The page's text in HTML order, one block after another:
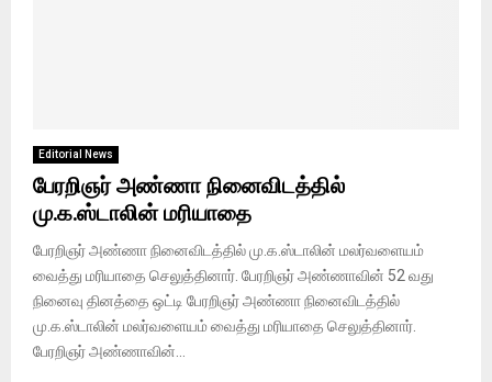
Editorial News
பேரறிஞர் அண்ணா நினைவிடத்தில்
மு.க.ஸ்டாலின் மரியாதை
பேரறிஞர் அண்ணா நினைவிடத்தில் மு.க.ஸ்டாலின் மலர்வளையம்
வைத்து மரியாதை செலுத்தினார். பேரறிஞர் அண்ணாவின் 52 வது
நினைவு தினத்தை ஒட்டி பேரறிஞர் அண்ணா நினைவிடத்தில்
மு.க.ஸ்டாலின் மலர்வளையம் வைத்து மரியாதை செலுத்தினார்.
பேரறிஞர் அண்ணாவின்...